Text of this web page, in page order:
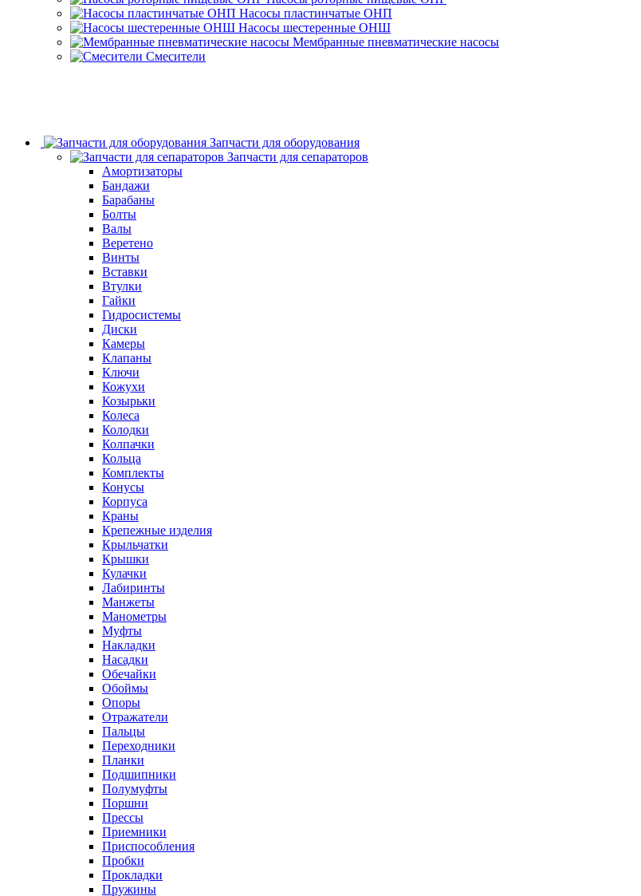
Насосы пластинчатые ОНП
Насосы шестеренные ОНШ
Мембранные пневматические насосы
Смесители
Запчасти для оборудования
Запчасти для сепараторов
Амортизаторы
Бандажи
Барабаны
Болты
Валы
Веретено
Винты
Вставки
Втулки
Гайки
Гидросистемы
Диски
Камеры
Клапаны
Ключи
Кожухи
Козырьки
Колеса
Колодки
Колпачки
Кольца
Комплекты
Конусы
Корпуса
Краны
Крепежные изделия
Крыльчатки
Крышки
Кулачки
Лабиринты
Манжеты
Манометры
Муфты
Накладки
Насадки
Обечайки
Обоймы
Опоры
Отражатели
Пальцы
Переходники
Планки
Подшипники
Полумуфты
Поршни
Прессы
Приемники
Приспособления
Пробки
Прокладки
Пружины